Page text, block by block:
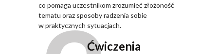
co pomaga uczestnikom zrozumieć złożoność
tematu oraz sposoby radzenia sobie
w praktycznych sytuacjach.
Ćwiczenia